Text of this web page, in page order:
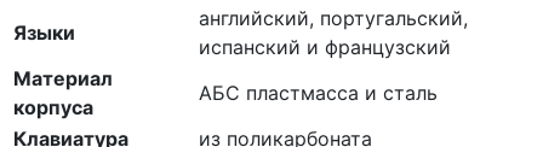
Языки
английский, португальский,
испанский и французский
Материал
корпуса
АБС пластмасса и сталь
Клавиатура
из поликарбоната